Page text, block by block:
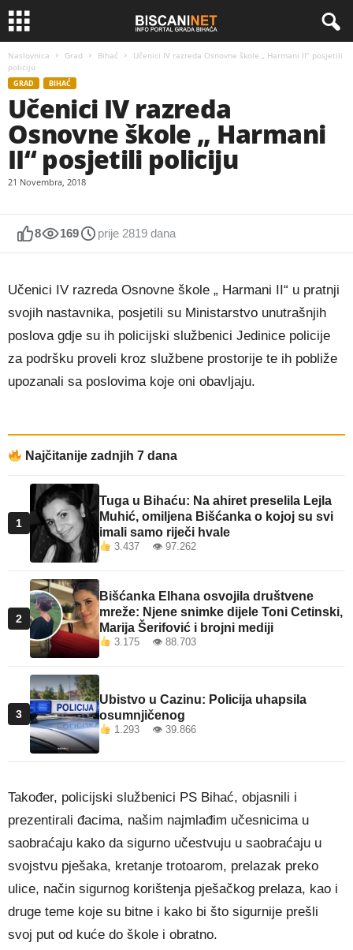
Naslovnica Grad Bihać
Učenici IV razreda Osnovne škole „ Harmani II“ posjetili
policiju
GRAD BIHAĆ
Učenici IV razreda
Osnovne škole „ Harmani
II“ posjetili policiju
21 Novembra, 2018
8 169 prije 2819 dana
Učenici IV razreda Osnovne škole „ Harmani II“ u pratnji
svojih nastavnika, posjetili su Ministarstvo unutrašnjih
poslova gdje su ih policijski službenici Jedinice policije
za podršku proveli kroz službene prostorije te ih pobliže
upozanali sa poslovima koje oni obavljaju.
Najčitanije zadnjih 7 dana
1
Tuga u Bihaću: Na ahiret preselila Lejla
Muhić, omiljena Bišćanka o kojoj su svi
imali samo riječi hvale
3.437 👁 97.262
2
Bišćanka Elhana osvojila društvene
mreže: Njene snimke dijele Toni Cetinski,
Marija Šerifović i brojni mediji
3.175 👁 88.703
3
Ubistvo u Cazinu: Policija uhapsila
osumnjičenog
1.293 👁 39.866
Također, policijski službenici PS Bihać, objasnili i
prezentirali đacima, našim najmlađim učesnicima u
saobraćaju kako da sigurno učestvuju u saobraćaju u
svojstvu pješaka, kretanje trotoarom, prelazak preko
ulice, način sigurnog korištenja pješačkog prelaza, kao i
druge teme koje su bitne i kako bi što sigurnije prešli
svoj put od kuće do škole i obratno.